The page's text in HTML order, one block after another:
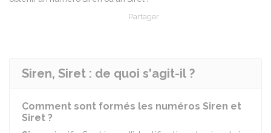
Partager
Siren, Siret : de quoi s'agit-il ?
Comment sont formés les numéros Siren et
Siret ?